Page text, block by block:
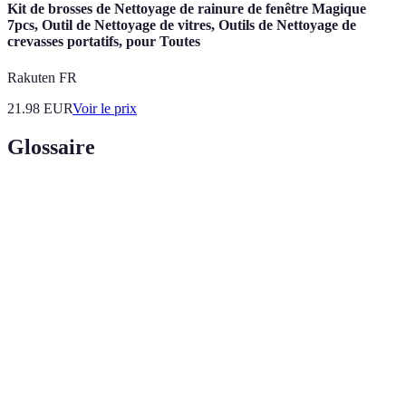
Kit de brosses de Nettoyage de rainure de fenêtre Magique
7pcs, Outil de Nettoyage de vitres, Outils de Nettoyage de
crevasses portatifs, pour Toutes
Rakuten FR
21.98 EURVoir le prix
Glossaire